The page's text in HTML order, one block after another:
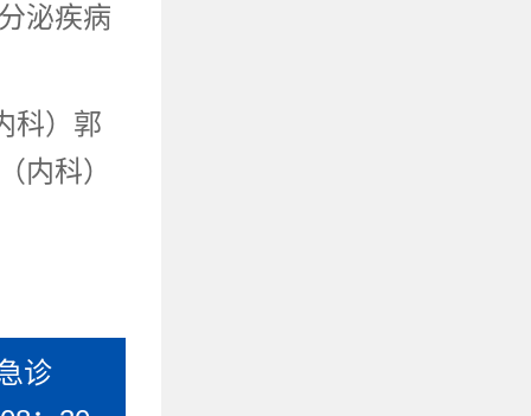
泌疾病
科）郭
内科）
诊